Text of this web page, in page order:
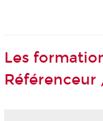
Les
Référenceur